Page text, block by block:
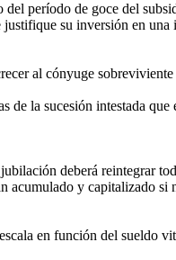
período de goce del
su inversión en una
al cónyuge
de la sucesión intestada
deberá reintegrar
acumulado y capitalizado si
en función del sueldo